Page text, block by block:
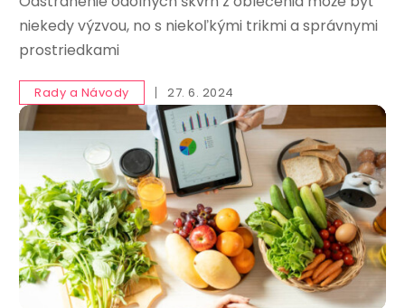
niekedy výzvou, no s niekoľkými trikmi a správnymi
prostriedkami
Rady a Návody 27. 6. 2024